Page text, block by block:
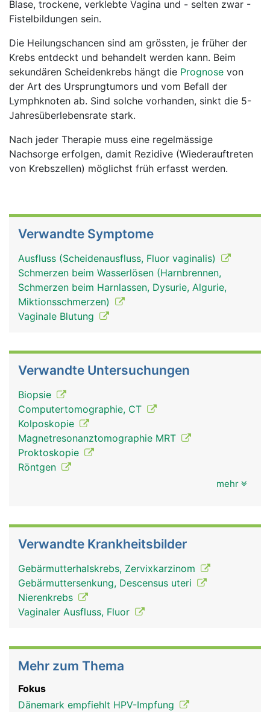
Blase, trockene, verklebte Vagina und - selten zwar -
Fistelbildungen sein.
Die Heilungschancen sind am grössten, je früher der
Krebs entdeckt und behandelt werden kann. Beim
sekundären Scheidenkrebs hängt die Prognose von
der Art des Ursprungtumors und vom Befall der
Lymphknoten ab. Sind solche vorhanden, sinkt die 5-
Jahresüberlebensrate stark.
Nach jeder Therapie muss eine regelmässige
Nachsorge erfolgen, damit Rezidive (Wiederauftreten
von Krebszellen) möglichst früh erfasst werden.
Verwandte Symptome
Ausfluss (Scheidenausfluss, Fluor vaginalis)
Schmerzen beim Wasserlösen (Harnbrennen,
Schmerzen beim Harnlassen, Dysurie, Algurie,
Miktionsschmerzen)
Vaginale Blutung
Verwandte Untersuchungen
Biopsie
Computertomographie, CT
Kolposkopie
Magnetresonanztomographie MRT
Proktoskopie
Röntgen
mehr
Verwandte Krankheitsbilder
Gebärmutterhalskrebs, Zervixkarzinom
Gebärmuttersenkung, Descensus uteri
Nierenkrebs
Vaginaler Ausfluss, Fluor
Mehr zum Thema
Fokus
Dänemark empfiehlt HPV-Impfung